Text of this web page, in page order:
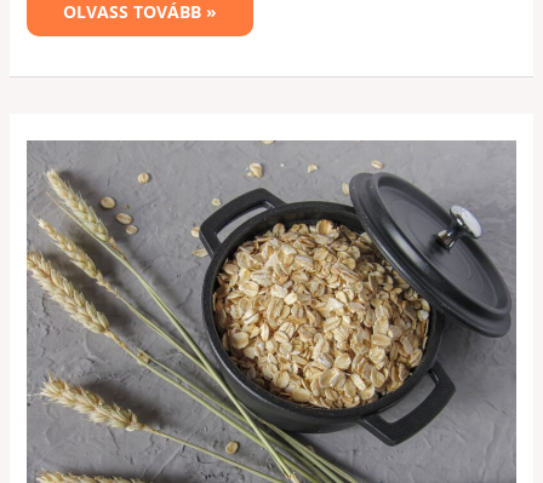
OLVASS TOVÁBB »
ZABDIÉTA
–
KONCENTRÁLT
KOLESZTERINSZINT
CSÖKKENTÉS